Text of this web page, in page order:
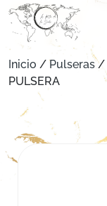
Inicio / Pulseras/
PULSERA